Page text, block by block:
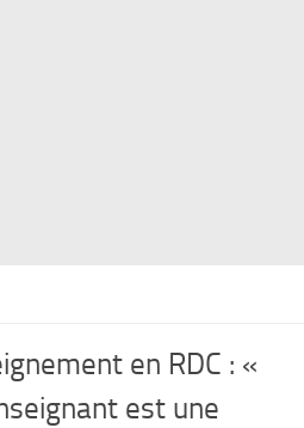
en RDC : «
est une